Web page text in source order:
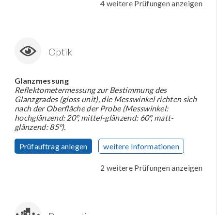
4 weitere Prüfungen anzeigen
Optik
Glanzmessung
Reflektometermessung zur Bestimmung des
Glanzgrades (gloss unit), die Messwinkel richten sich
nach der Oberfläche der Probe (Messwinkel:
hochglänzend: 20°, mittel-glänzend: 60°, matt-
glänzend: 85°).
Prüfauftrag anlegen weitere Informationen
2 weitere Prüfungen anzeigen